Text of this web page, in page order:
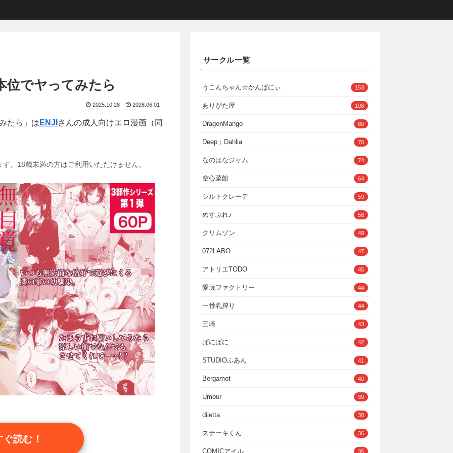
位でヤってみたら
2025.10.28 2026.06.01
たら」は ENJI さんの成人向けエロ漫画（同
。18歳未満の方はご利用いただけません。
ぐ読む！
サークル一覧
うこんちゃん☆かんぱにぃ 153
ありがた屋 108
DragonMango 80
Deep；Dahlia 76
なのはなジャム 74
空心菜館 64
シルトクレーテ 59
めすぷれ♪ 56
クリムゾン 49
072LABO 47
アトリエTODO 45
愛玩ファクトリー 44
一番乳搾り 44
三崎 43
ぱにぱに 42
STUDIOふあん 41
Bergamot 40
Umour 39
diletta 38
ステーキくん 36
COMICアイル 35